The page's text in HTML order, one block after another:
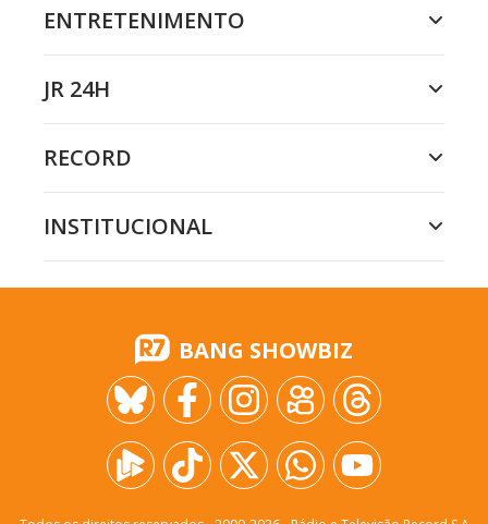
ENTRETENIMENTO
JR 24H
RECORD
INSTITUCIONAL
BANG SHOWBIZ